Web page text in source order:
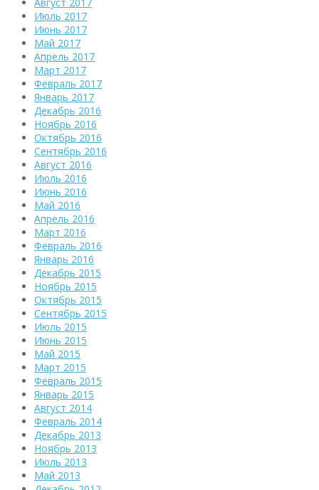
Август 2017
Июль 2017
Июнь 2017
Май 2017
Апрель 2017
Март 2017
Февраль 2017
Январь 2017
Декабрь 2016
Ноябрь 2016
Октябрь 2016
Сентябрь 2016
Август 2016
Июль 2016
Июнь 2016
Май 2016
Апрель 2016
Март 2016
Февраль 2016
Январь 2016
Декабрь 2015
Ноябрь 2015
Октябрь 2015
Сентябрь 2015
Июль 2015
Июнь 2015
Май 2015
Март 2015
Февраль 2015
Январь 2015
Август 2014
Февраль 2014
Декабрь 2013
Ноябрь 2013
Июль 2013
Май 2013